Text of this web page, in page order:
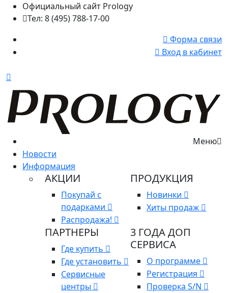
Официальный сайт Prology
Тел: 8 (495) 788-17-00
Форма связи
Вход в кабинет
Меню
Новости
Информация
АКЦИИ
Покупай с
подарками
Распродажа!
ПРОДУКЦИЯ
Новинки
Хиты продаж
ПАРТНЕРЫ
Где купить
Где установить
Сервисные
центры
3 ГОДА ДОП
СЕРВИСА
О программе
Регистрация
Проверка S/N